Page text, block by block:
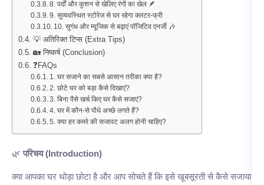
8. पर्दों और कुशन से खेलिए रंगों का खेल 🪶
9. सुव्यवस्थित स्टोरेज से घर रहेगा क्लटर-फ्री
10. सुगंध और म्यूजिक से बढ़ाएं पॉजिटिव एनर्जी 🎶
💡 अतिरिक्त टिप्स (Extra Tips)
🏡 निष्कर्ष (Conclusion)
❓FAQs
1. घर सजाने का सबसे आसान तरीका क्या है?
2. छोटे घर को बड़ा कैसे दिखाएं?
3. बिना पैसे खर्च किए घर कैसे सजाएं?
4. घर में कौन-से पौधे अच्छे लगते हैं?
5. क्या हर कमरे की सजावट अलग होनी चाहिए?
🌿 परिचय (Introduction)
क्या आपका घर थोड़ा छोटा है और आप सोचते हैं कि इसे खूबसूरती से कैसे सजाया